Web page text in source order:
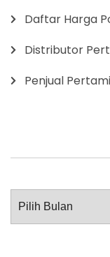
Daftar Harga
Distributor
Penjual
Arsip